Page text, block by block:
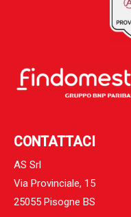
CONTATTACI
AS Srl
Via Provinciale, 15
25055 Pisogne BS